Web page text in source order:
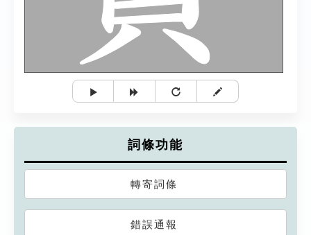
詞條功能
轉寄詞條
錯誤通報